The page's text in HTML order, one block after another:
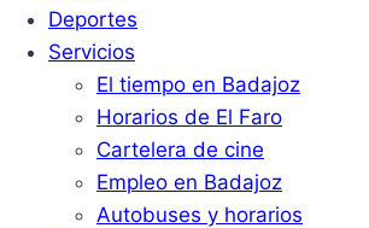
Deportes
Servicios
El tiempo en Badajoz
Horarios de El Faro
Cartelera de cine
Empleo en Badajoz
Autobuses y horarios